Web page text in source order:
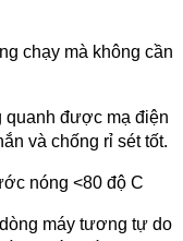
chạy mà không cần
quanh được mạ điện
và chống rỉ sét tốt.
nóng <80 độ C
máy tương tự do